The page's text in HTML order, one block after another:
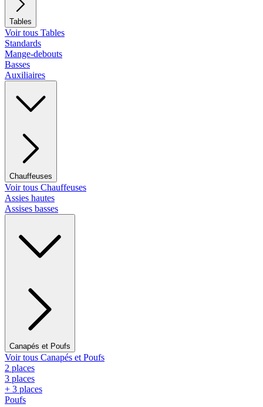
Tables
Voir tous Tables
Standards
Mange-debouts
Basses
Auxiliaires
Chauffeuses
Voir tous Chauffeuses
Assies hautes
Assises basses
Canapés et Poufs
Voir tous Canapés et Poufs
2 places
3 places
+ 3 places
Poufs